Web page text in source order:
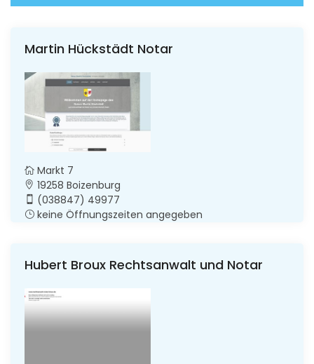
Martin Hückstädt Notar
Markt 7
19258 Boizenburg
(038847) 49977
keine Öffnungszeiten angegeben
Hubert Broux Rechtsanwalt und Notar